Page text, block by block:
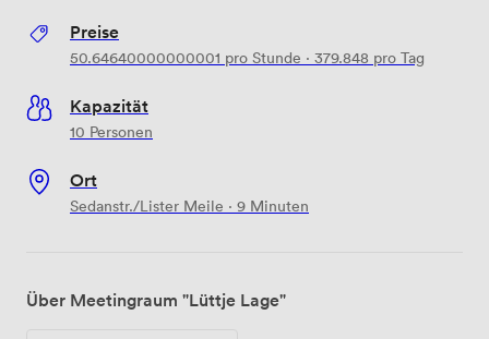
Preise
50.64640000000001 pro Stunde · 379.848 pro Tag
Kapazität
10 Personen
Ort
Sedanstr./Lister Meile · 9 Minuten
Über Meetingraum "Lüttje Lage"